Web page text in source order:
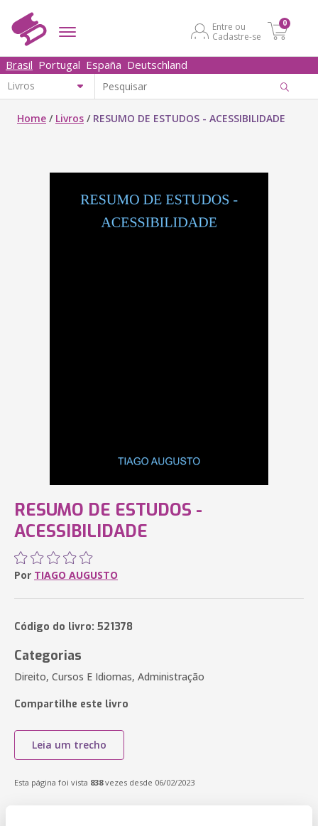
Entre ou
Cadastre-se
0
Brasil Portugal España Deutschland
Home / Livros / RESUMO DE ESTUDOS - ACESSIBILIDADE
RESUMO DE ESTUDOS -
ACESSIBILIDADE
Por TIAGO AUGUSTO
Código do livro: 521378
Categorias
Direito, Cursos E Idiomas, Administração
Compartilhe este livro
Leia um trecho
Esta página foi vista 838vezes desde 06/02/2023